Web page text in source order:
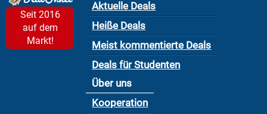
Seit 2016
auf dem
Markt!
Aktuelle Deals
Heiße Deals
Meist kommentierte Deals
Deals für Studenten
Über uns
Kooperation